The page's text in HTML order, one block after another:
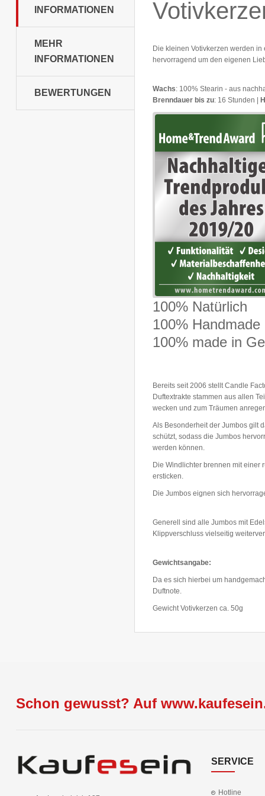
INFORMATIONEN
MEHR
INFORMATIONEN
BEWERTUNGEN
Die kleinen Votivkerzen werden
hervorragend um den eigenen
Wachs: 100% Stearin - aus
Brenndauer bis zu: 16 Stunden |
100% Natürlich
100% Handmade
100% made in
Bereits seit 2006 stellt Candle
Duftextrakte stammen aus allen
wecken und zum Träumen
Als Besonderheit der Jumbos gilt
schützt, sodass die Jumbos
werden können.
Die Windlichter brennen mit einer
ersticken.
Die Jumbos eignen sich
Generell sind alle Jumbos mit
Klippverschluss vielseitig
Gewichtsangabe:
Da es sich hierbei um
Duftnote.
Gewicht Votivkerzen ca. 50g
Schon gewusst? Auf
SERVICE
Hotline